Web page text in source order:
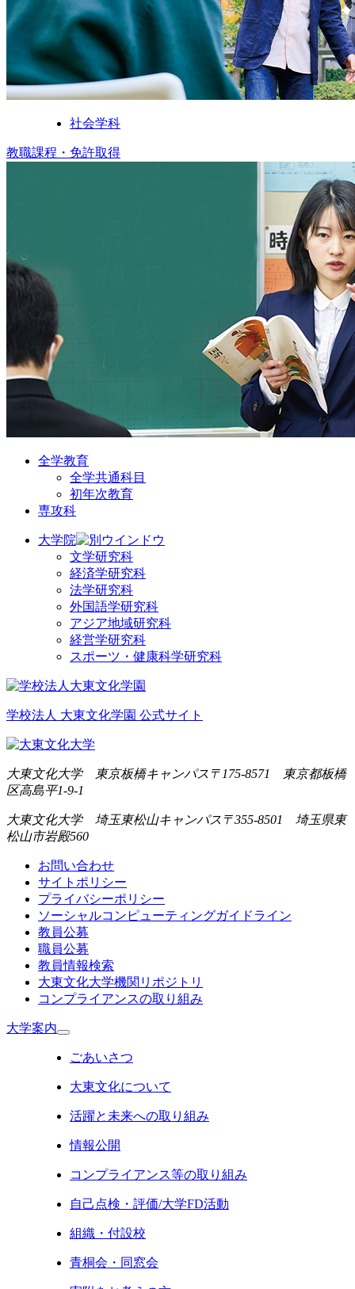
社会学科
教職課程・免許取得
全学教育
全学共通科目
初年次教育
専攻科
大学院
文学研究科
経済学研究科
法学研究科
外国語学研究科
アジア地域研究科
経営学研究科
スポーツ・健康科学研究科
学校法人 大東文化学園 公式サイト
大東文化大学 東京板橋キャンパス 〒175-8571 東京都板橋
区高島平1-9-1
大東文化大学 埼玉東松山キャンパス 〒355-8501 埼玉県東
松山市岩殿560
お問い合わせ
サイトポリシー
プライバシーポリシー
ソーシャルコンピューティングガイドライン
教員公募
職員公募
教員情報検索
大東文化大学機関リポジトリ
コンプライアンスの取り組み
大学案内
ごあいさつ
大東文化について
活躍と未来への取り組み
情報公開
コンプライアンス等の取り組み
自己点検・評価/大学FD活動
組織・付設校
青桐会・同窓会